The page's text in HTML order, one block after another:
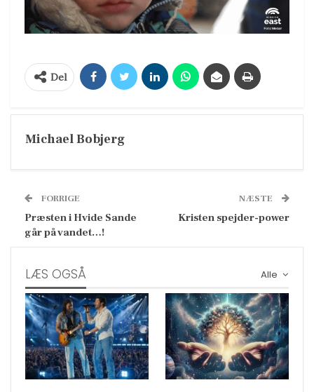
Del
Michael Bobjerg
FORRIGE
Præsten i Hvide Sande
går på vandet…!
NÆSTE
Kristen spejder-power
Alle
LÆS OGSÅ